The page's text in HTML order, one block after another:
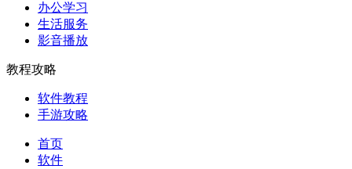
办公学习
生活服务
影音播放
教程攻略
软件教程
手游攻略
首页
软件